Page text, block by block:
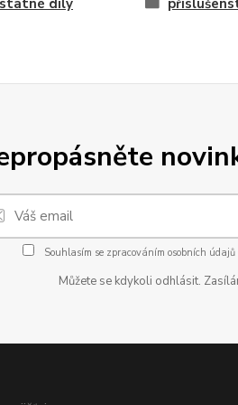
díly
Souhlasím se zpracováním osobních údajů
Můžete se kdykoli odhlásit.